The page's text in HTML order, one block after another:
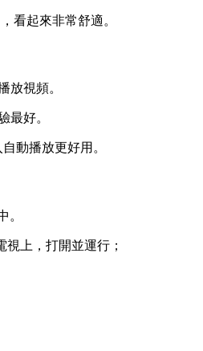
看起來非常舒適。
放視頻。
最好。
動播放更好用。
。
上，打開並運行；